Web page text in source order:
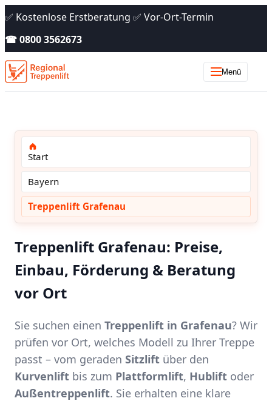
✅ Kostenlose Erstberatung ✅ Vor-Ort-Termin
☎ 0800 3562673
Menü
Start
Bayern
Treppenlift Grafenau
Treppenlift Grafenau: Preise,
Einbau, Förderung & Beratung
vor Ort
Sie suchen einen Treppenlift in Grafenau? Wir
prüfen vor Ort, welches Modell zu Ihrer Treppe
passt – vom geraden Sitzlift über den
Kurvenlift bis zum Plattformlift, Hublift oder
Außentreppenlift. Sie erhalten eine klare